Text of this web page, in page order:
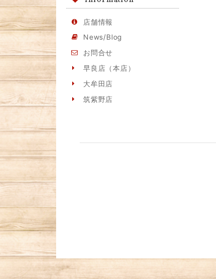
店舗情報
News/Blog
お問合せ
早良店（本店）
大牟田店
筑紫野店